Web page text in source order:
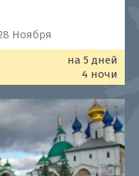
Ноября
на 5 дней
4 ночи